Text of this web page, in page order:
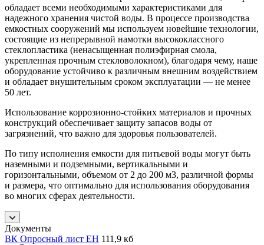
обладает всеми необходимыми характеристиками для
надежного хранения чистой воды. В процессе производства
емкостных сооружений мы используем новейшие технологии,
состоящие из непрерывной намотки высококлассного
стеклопластика (ненасыщенная полиэфирная смола,
укрепленная прочным стекловолокном), благодаря чему, наше
оборудование устойчиво к различным внешним воздействием
и обладает внушительным сроком эксплуатации — не менее
50 лет.
Использование коррозионно-стойких материалов и прочных
конструкций обеспечивает защиту запасов воды от
загрязнений, что важно для здоровья пользователей.
По типу исполнения емкости для питьевой воды могут быть
наземными и подземными, вертикальными и
горизонтальными, объемом от 2 до 200 м3, различной формы
и размера, что оптимально для использования оборудования
во многих сферах деятельности.
Документы
ВК Опросный лист ЕН 111,9 кб